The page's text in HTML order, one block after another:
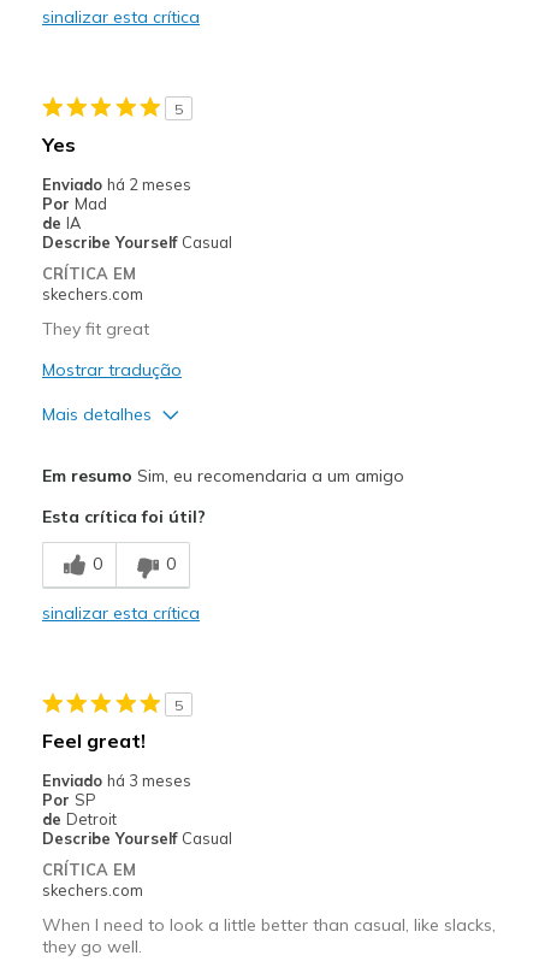
Going Out
Travel
Sizing
View On Shoes
sinalizar esta crítica
5
Yes
Enviado há 2 meses
Por Mad
de IA
Describe Yourself Casual
CRÍTICA EM
skechers.com
They fit great
Mostrar tradução
Mais detalhes
Melhores utilizações
Casual Wear
View On Shoes
Shoes are for Wearing
Em resumo Sim, eu recomendaria a um amigo
Esta crítica foi útil?
0 0
sinalizar esta crítica
5
Feel great!
Enviado há 3 meses
Por SP
de Detroit
Describe Yourself Casual
CRÍTICA EM
skechers.com
When I need to look a little better than casual, like slacks,
they go well.